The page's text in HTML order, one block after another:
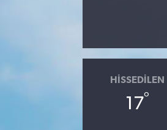
HISSEDILEN
17°